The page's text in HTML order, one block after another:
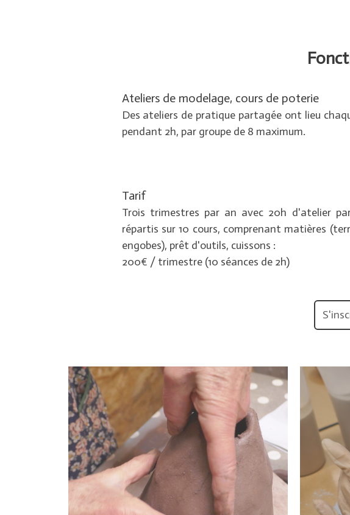
Ateliers de modelage, cours de poterie
Des ateliers de pratique partagée ont lieu
pendant 2h, par groupe de 8 maximum.
Tarif
Trois trimestres par an avec 20h d'atelier
répartis sur 10 cours, comprenant matières
engobes), prêt d'outils, cuissons :
200€ / trimestre (10 séances de 2h)